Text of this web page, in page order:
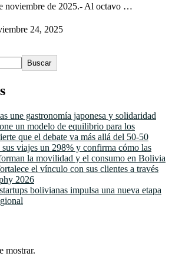
noviembre de 2025.- Al octavo …
24, 2025
Buscar
une gastronomía japonesa y solidaridad
un modelo de equilibrio para los
que el debate va más allá del 50-50
viajes un 298% y confirma cómo las
la movilidad y el consumo en Bolivia
el vínculo con sus clientes a través
2026
bolivianas impulsa una nueva etapa
mostrar.